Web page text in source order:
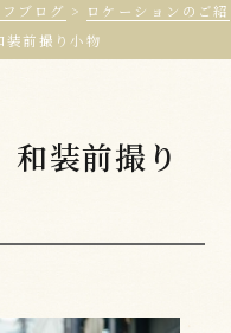
ブログ > ロケーションのご紹
装前撮り小物
和装前撮り